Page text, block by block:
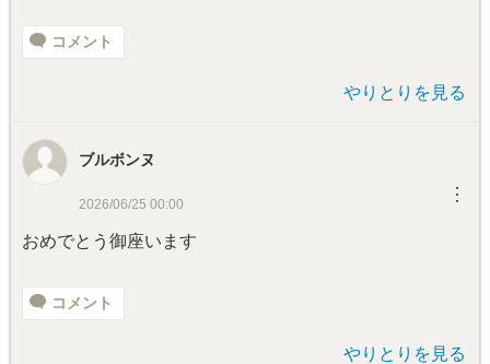
コメント
やりとりを見る
ブルボンヌ
2026/06/25 00:00 ︙
おめでとう御座います
コメント
やりとりを見る